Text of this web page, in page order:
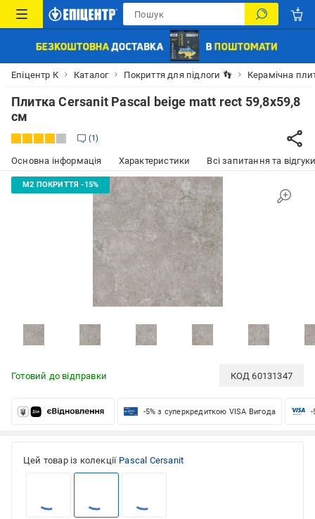
Епіцентр К Каталог Покриття для підлоги 👣 Керамічна
Плитка Cersanit Pascal beige matt rect 59,8x59,8
см
1
Основна інформація Характеристики Всі запитання та
Готовий до відправки КОД60131347
-5% з суперкредиткою VISA Вигода -
Цей товар із колекції Pascal Cersanit